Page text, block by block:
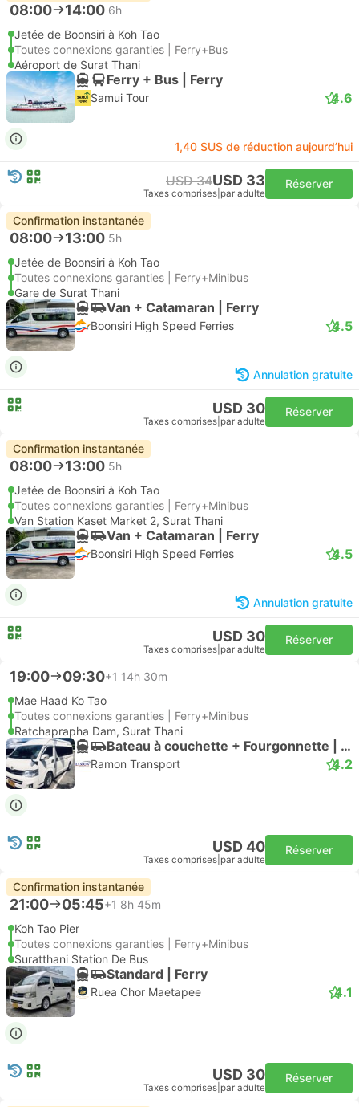
08:00 14:00 6h
Jetée de Boonsiri à Koh Tao
Toutes connexions garanties | Ferry+Bus
Aéroport de Surat Thani
Ferry + Bus | Ferry
Samui Tour 4.6
1,40 $US de réduction aujourd’hui
USD 34USD 33
Taxes comprises par adulte
Réserver
Confirmation instantanée
08:00 13:00 5h
Jetée de Boonsiri à Koh Tao
Toutes connexions garanties | Ferry+Minibus
Gare de Surat Thani
Van + Catamaran | Ferry
Boonsiri High Speed Ferries 4.5
Annulation gratuite
USD 30
Taxes comprises par adulte
Réserver
Confirmation instantanée
08:00 13:00 5h
Jetée de Boonsiri à Koh Tao
Toutes connexions garanties | Ferry+Minibus
Van Station Kaset Market 2, Surat Thani
Van + Catamaran | Ferry
Boonsiri High Speed Ferries 4.5
Annulation gratuite
USD 30
Taxes comprises par adulte
Réserver
19:00 09:30+1 14h 30m
Mae Haad Ko Tao
Toutes connexions garanties | Ferry+Minibus
Ratchaprapha Dam, Surat Thani
Bateau à couchette + Fourgonnette | Ferry
Ramon Transport 4.2
USD 40
Taxes comprises par adulte
Réserver
Confirmation instantanée
21:00 05:45+1 8h 45m
Koh Tao Pier
Toutes connexions garanties | Ferry+Minibus
Suratthani Station De Bus
Standard | Ferry
Ruea Chor Maetapee 4.1
USD 30
Taxes comprises par adulte
Réserver